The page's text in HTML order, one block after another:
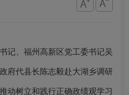
记、福州高新区党工委书记吴
府代县长陈志毅赴大湖乡调研
动树立和践行正确政绩观学习